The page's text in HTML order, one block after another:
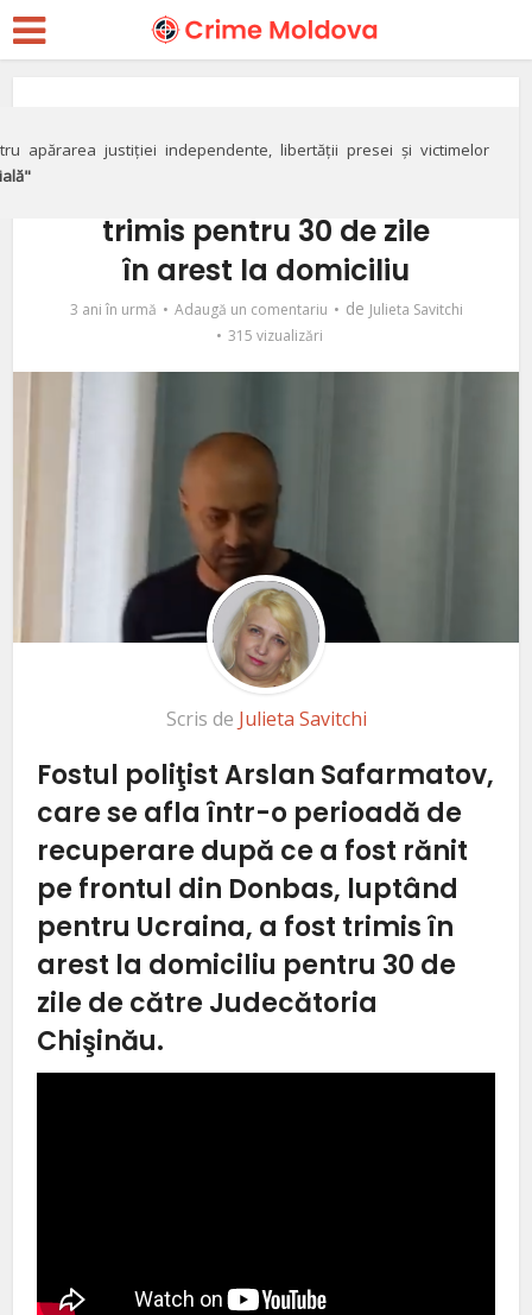
apărarea justiției independente, libertății presei și victimelor
VIDEO// Combatantul
trimis pentru 30 de zile
în arest la domiciliu
3 ani în urmă Adaugă un comentariu de Julieta Savitchi
315 vizualizări
Scris de Julieta Savitchi
Fostul poliţist Arslan Safarmatov,
care se afla într-o perioadă de
recuperare după ce a fost rănit
pe frontul din Donbas, luptând
pentru Ucraina, a fost trimis în
arest la domiciliu pentru 30 de
zile de către Judecătoria
Chişinău.